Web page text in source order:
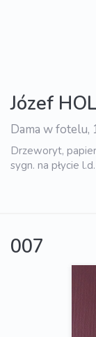
Józef
Dama w fotelu,
Drzeworyt,
sygn. na płycie
007